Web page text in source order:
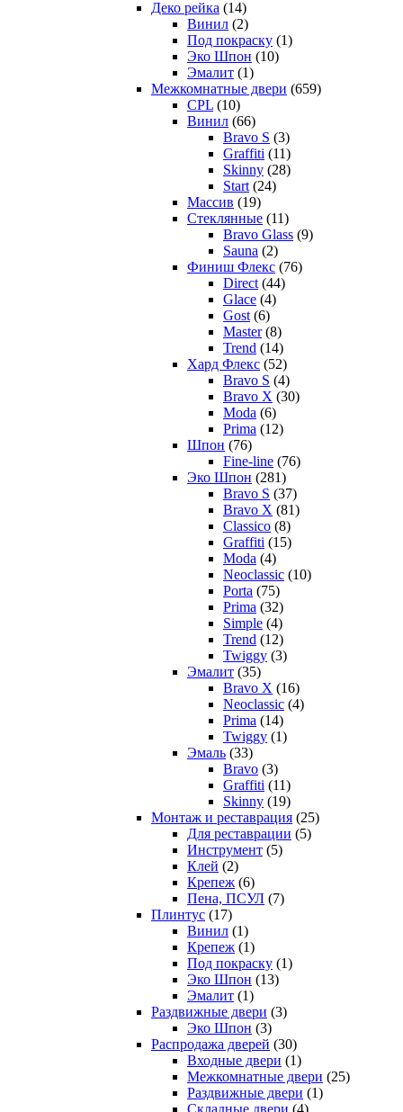
Деко рейка (14)
Винил (2)
Под покраску (1)
Эко Шпон (10)
Эмалит (1)
Межкомнатные двери (659)
CPL (10)
Винил (66)
Bravo S (3)
Graffiti (11)
Skinny (28)
Start (24)
Массив (19)
Стеклянные (11)
Bravo Glass (9)
Sauna (2)
Финиш Флекс (76)
Direct (44)
Glace (4)
Gost (6)
Master (8)
Trend (14)
Хард Флекс (52)
Bravo S (4)
Bravo X (30)
Moda (6)
Prima (12)
Шпон (76)
Fine-line (76)
Эко Шпон (281)
Bravo S (37)
Bravo X (81)
Classico (8)
Graffiti (15)
Moda (4)
Neoclassic (10)
Porta (75)
Prima (32)
Simple (4)
Trend (12)
Twiggy (3)
Эмалит (35)
Bravo X (16)
Neoclassic (4)
Prima (14)
Twiggy (1)
Эмаль (33)
Bravo (3)
Graffiti (11)
Skinny (19)
Монтаж и реставрация (25)
Для реставрации (5)
Инструмент (5)
Клей (2)
Крепеж (6)
Пена, ПСУЛ (7)
Плинтус (17)
Винил (1)
Крепеж (1)
Под покраску (1)
Эко Шпон (13)
Эмалит (1)
Раздвижные двери (3)
Эко Шпон (3)
Распродажа дверей (30)
Входные двери (1)
Межкомнатные двери (25)
Раздвижные двери (1)
Складные двери (4)